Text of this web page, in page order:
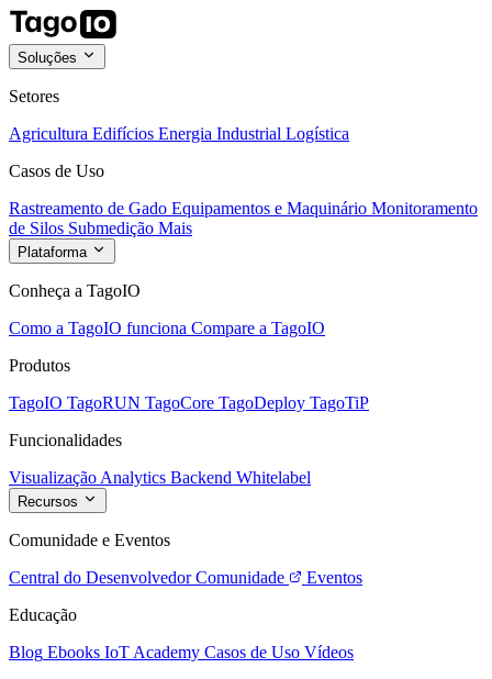
Soluções
Setores
Agricultura Edifícios Energia Industrial Logística
Casos de Uso
Rastreamento de Gado Equipamentos e Maquinário Monitoramento
de Silos Submedição Mais
Plataforma
Conheça a TagoIO
Como a TagoIO funciona Compare a TagoIO
Produtos
TagoIO TagoRUN TagoCore TagoDeploy TagoTiP
Funcionalidades
Visualização Analytics Backend Whitelabel
Recursos
Comunidade e Eventos
Central do Desenvolvedor Comunidade
Eventos
Educação
Blog Ebooks IoT Academy Casos de Uso Vídeos